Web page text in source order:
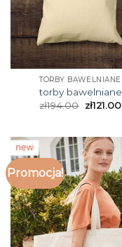
TORBY BAWELNIANE
torby bawelniane
zł194.00 zł121.00
Promocja!